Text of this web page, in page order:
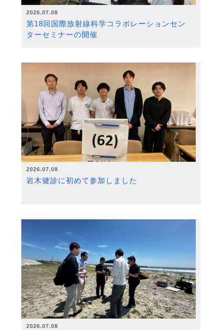
2026.07.08
第18回国際放射線科学コラボレーションセン
ターセミナーの開催
2026.07.08
岩木健診に初めて参加しました
2026.07.08